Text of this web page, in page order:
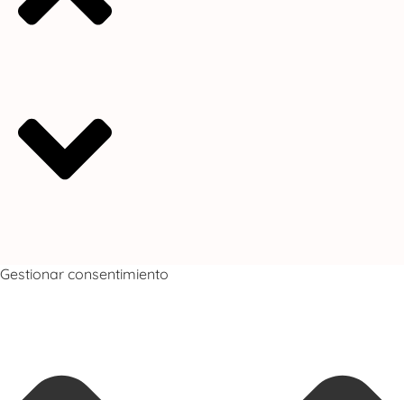
Gestionar consentimiento